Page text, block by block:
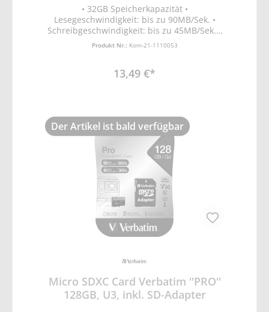
• 32GB Speicherkapazität •
Lesegeschwindigkeit: bis zu 90MB/Sek. •
Schreibgeschwindigkeit: bis zu 45MB/Sek. •
geeignet für 4K-Ultra-HD-Videoaufnahme •
stoßfest
Produkt Nr.: Kom-21-1110053
13,49 €*
Der Artikel ist bald verfügbar
Micro SDXC Card Verbatim ''PRO''
128GB, U3, inkl. SD-Adapter